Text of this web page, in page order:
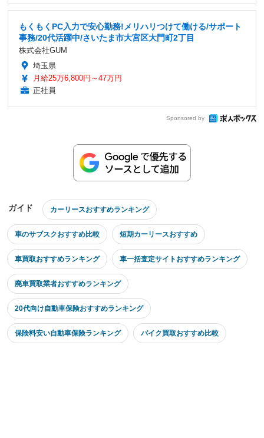
もくもくPC入力で安心勤務!メリハリつけて働ける/サポート
事務/20代活躍中/さいたま市大宮区大門町2丁目
株式会社GUM
埼玉県
月給25万6,800円～47万円
正社員
Sponsored by
ガイド カーリースおすすめランキング
車のサブスクおすすめ比較 短期カーリースおすすめ
車買取おすすめランキング 車一括査定サイトおすすめランキング
廃車買取業者おすすめランキング
20代向け自動車保険おすすめランキング
保険料安い自動車保険ランキング バイク買取おすすめ比較